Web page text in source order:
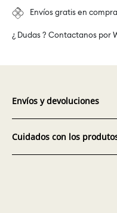
Envíos gratis en
¿ Dudas ? Contactanos por
Envíos y devoluciones
Cuidados con los